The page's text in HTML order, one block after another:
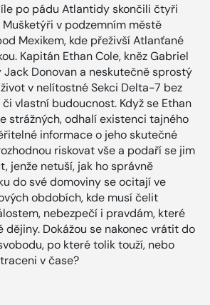
po pádu Atlantidy skončili čtyři
v podzemním městě
Mexikem, kde přeživší Atlanťané
Kapitán Ethan Cole, kněz Gabriel
Jack Donovan a neskutečně sprostý
v nelítostné Sekci Delta-7 bez
vlastní budoucnost. Když se Ethan
strážných, odhalí existenci tajného
informace o jeho skutečné
riskovat vše a podaří se jim
jenže netuší, jak ho správně
do své domoviny se ocitají ve
obdobích, kde musí čelit
nebezpečí i pravdám, které
dějiny. Dokážou se nakonec vrátit do
po které tolik touží, nebo
v čase?